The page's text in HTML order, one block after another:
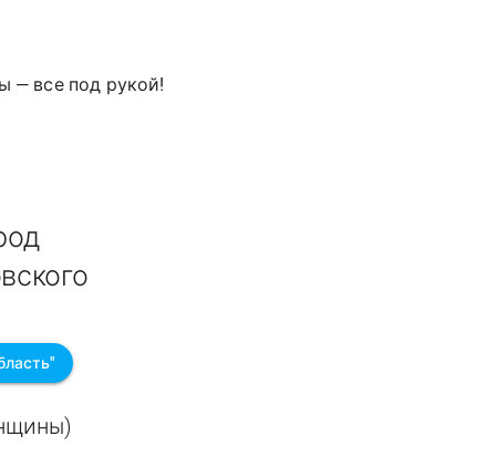
— все под рукой!